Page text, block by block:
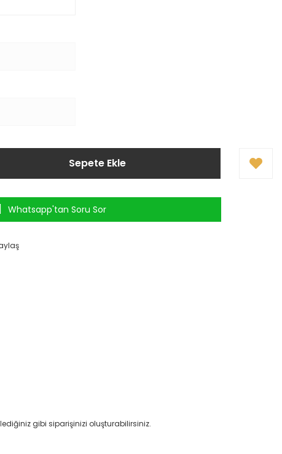
Sepete Ekle
Whatsapp'tan Soru Sor
gibi siparişinizi oluşturabilirsiniz.